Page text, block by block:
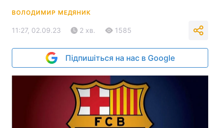
ВОЛОДИМИР МЕДЯНИК
11:27, 02.09.23 2 хв. 1585
Підпишіться на нас в Google